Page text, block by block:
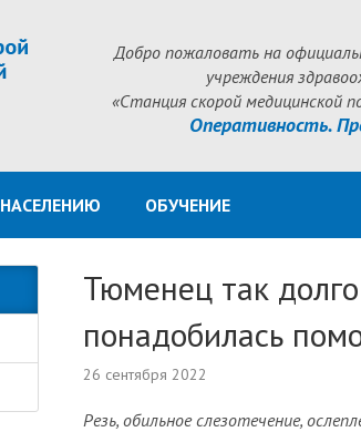
Добро пожаловать на
учреждения
«Станция скорой медицинской
Оперативность.
НАСЕЛЕНИЮ ОБУЧЕНИЕ
Тюменец так
понадобилась
26 сентября 2022
Резь, обильное слезотечение,